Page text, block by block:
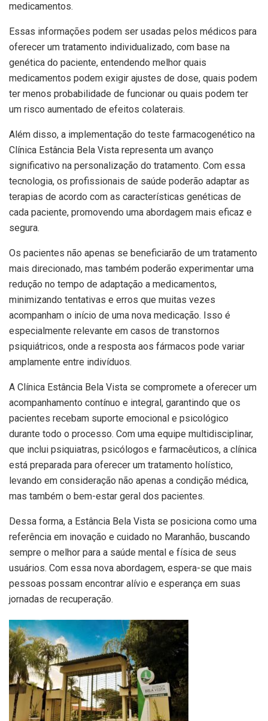
medicamentos.
Essas informações podem ser usadas pelos médicos para
oferecer um tratamento individualizado, com base na
genética do paciente, entendendo melhor quais
medicamentos podem exigir ajustes de dose, quais podem
ter menos probabilidade de funcionar ou quais podem ter
um risco aumentado de efeitos colaterais.
Além disso, a implementação do teste farmacogenético na
Clínica Estância Bela Vista representa um avanço
significativo na personalização do tratamento. Com essa
tecnologia, os profissionais de saúde poderão adaptar as
terapias de acordo com as características genéticas de
cada paciente, promovendo uma abordagem mais eficaz e
segura.
Os pacientes não apenas se beneficiarão de um tratamento
mais direcionado, mas também poderão experimentar uma
redução no tempo de adaptação a medicamentos,
minimizando tentativas e erros que muitas vezes
acompanham o início de uma nova medicação. Isso é
especialmente relevante em casos de transtornos
psiquiátricos, onde a resposta aos fármacos pode variar
amplamente entre indivíduos.
A Clínica Estância Bela Vista se compromete a oferecer um
acompanhamento contínuo e integral, garantindo que os
pacientes recebam suporte emocional e psicológico
durante todo o processo. Com uma equipe multidisciplinar,
que inclui psiquiatras, psicólogos e farmacêuticos, a clínica
está preparada para oferecer um tratamento holístico,
levando em consideração não apenas a condição médica,
mas também o bem-estar geral dos pacientes.
Dessa forma, a Estância Bela Vista se posiciona como uma
referência em inovação e cuidado no Maranhão, buscando
sempre o melhor para a saúde mental e física de seus
usuários. Com essa nova abordagem, espera-se que mais
pessoas possam encontrar alívio e esperança em suas
jornadas de recuperação.